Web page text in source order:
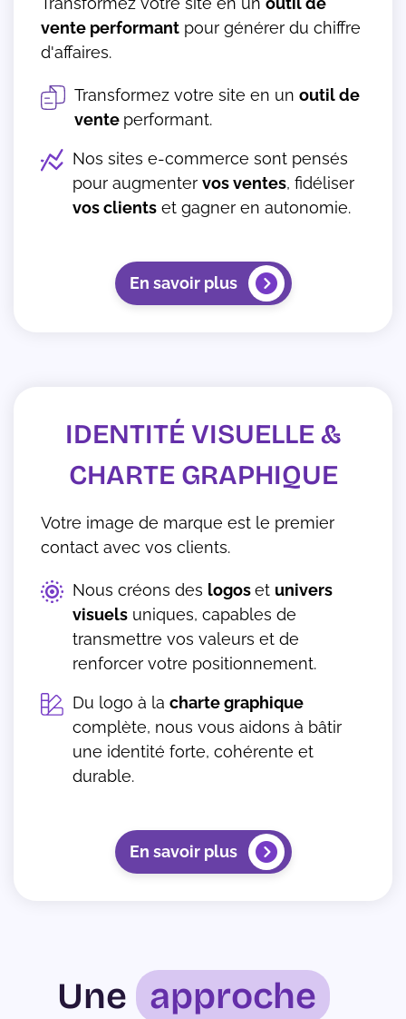
vente performant pour générer du chiffre
d'affaires.
Transformez votre site en un outil de
vente performant.
Nos sites e-commerce sont pensés
pour augmenter vos ventes, fidéliser
vos clients et gagner en autonomie.
En savoir plus
IDENTITÉ VISUELLE &
CHARTE GRAPHIQUE
Votre image de marque est le premier
contact avec vos clients.
Nous créons des logoset univers
visuels uniques, capables de
transmettre vos valeurs et de
renforcer votre positionnement.
Du logo à la charte graphique
complète, nous vous aidons à bâtir
une identité forte, cohérente et
durable.
En savoir plus
Une approche